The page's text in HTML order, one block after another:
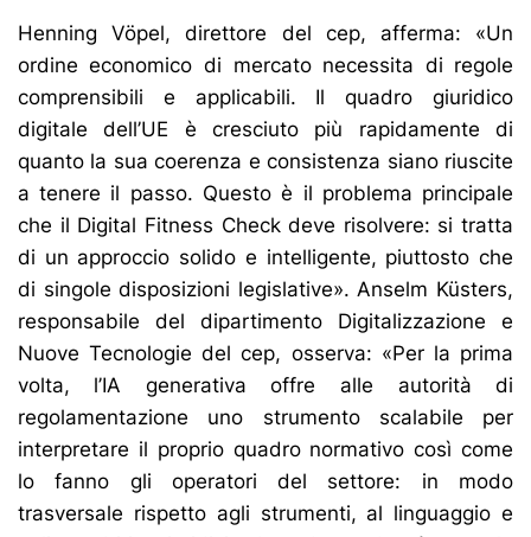
Henning Vöpel, direttore del cep, afferma: «Un
ordine economico di mercato necessita di regole
comprensibili e applicabili. Il quadro giuridico
digitale dell’UE è cresciuto più rapidamente di
quanto la sua coerenza e consistenza siano riuscite
a tenere il passo. Questo è il problema principale
che il Digital Fitness Check deve risolvere: si tratta
di un approccio solido e intelligente, piuttosto che
di singole disposizioni legislative». Anselm Küsters,
responsabile del dipartimento Digitalizzazione e
Nuove Tecnologie del cep, osserva: «Per la prima
volta, l’IA generativa offre alle autorità di
regolamentazione uno strumento scalabile per
interpretare il proprio quadro normativo così come
lo fanno gli operatori del settore: in modo
trasversale rispetto agli strumenti, al linguaggio e